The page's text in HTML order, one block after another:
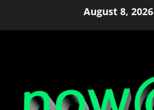
August 8, 2026